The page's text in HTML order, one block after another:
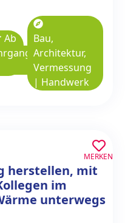
Ab
Bau,
Architektur,
Vermessung
| Handwerk
herstellen, mit
im
unterwegs
MERKEN